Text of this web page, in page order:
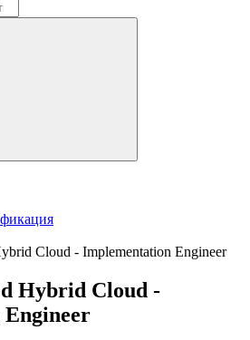
Cloud - Implementation Engineer
Hybrid Cloud -